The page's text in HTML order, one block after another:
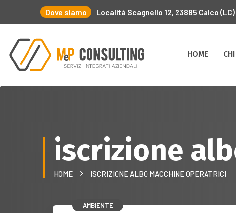
Dove siamo Località Scagnello 12, 23885 Calco (LC)
HOME
iscrizione
HOME ISCRIZIONE ALBO MACCHINE OPERATRICI
AMBIENTE